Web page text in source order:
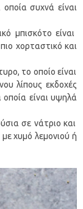
συχνά είναι
μπισκότο είναι
χορταστικό και
το οποίο είναι
λίπους εκδοχές
είναι υψηλά
σε νάτριο και
χυμό λεμονιού ή